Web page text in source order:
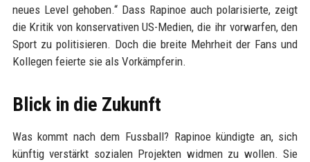
neues Level gehoben.“ Dass Rapinoe auch polarisierte, zeigt
die Kritik von konservativen US-Medien, die ihr vorwarfen, den
Sport zu politisieren. Doch die breite Mehrheit der Fans und
Kollegen feierte sie als Vorkämpferin.
Blick in die Zukunft
Was kommt nach dem Fussball? Rapinoe kündigte an, sich
künftig verstärkt sozialen Projekten widmen zu wollen. Sie